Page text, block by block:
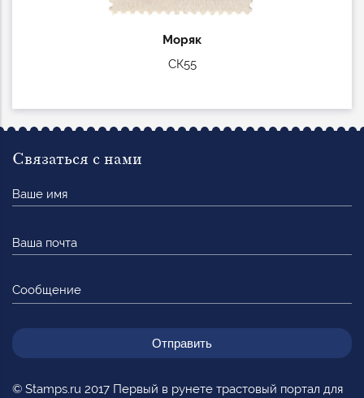
Моряк
СК55
© Stamps.ru 2017 Первый в рунете трастовый портал для
Связаться с нами
имя
почта
Сообщение